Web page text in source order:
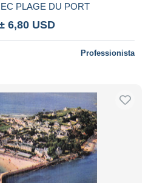
PLAGE DU PORT
6,80 USD
Professionista